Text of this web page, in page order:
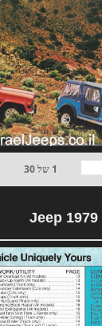
1 של30